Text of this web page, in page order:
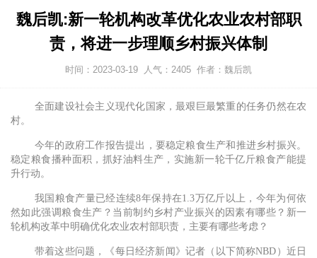
魏后凯:新一轮机构改革优化农业农村部职
责，将进一步理顺乡村振兴体制
时间：2023-03-19 人气： 2405 作者：魏后凯
全面建设社会主义现代化国家，最艰巨最繁重的任务仍然在农
村。
今年的政府工作报告提出，要稳定粮食生产和推进乡村振兴。
稳定粮食播种面积，抓好油料生产，实施新一轮千亿斤粮食产能提
升行动。
我国粮食产量已经连续8年保持在1.3万亿斤以上，今年为何依
然如此强调粮食生产？当前制约乡村产业振兴的因素有哪些？新一
轮机构改革中明确优化农业农村部职责，主要有哪些考虑？
带着这些问题，《每日经济新闻》记者（以下简称NBD）近日